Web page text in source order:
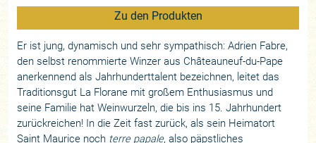
Zu den Produkten
Er ist jung, dynamisch und sehr sympathisch: Adrien Fabre,
den selbst renommierte Winzer aus Châteauneuf-du-Pape
anerkennend als Jahrhunderttalent bezeichnen, leitet das
Traditionsgut La Florane mit großem Enthusiasmus und
seine Familie hat Weinwurzeln, die bis ins 15. Jahrhundert
zurückreichen! In die Zeit fast zurück, als sein Heimatort
Saint Maurice noch terre papale, also päpstliches